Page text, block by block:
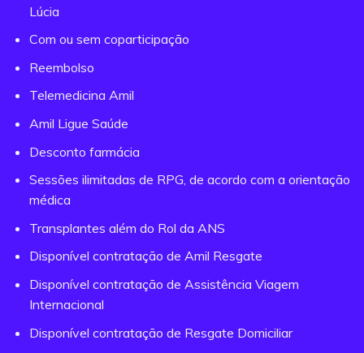
Lúcia
Com ou sem coparticipação
Reembolso
Telemedicina Amil
Amil Ligue Saúde
Desconto farmácia
Sessões ilimitadas de RPG, de acordo com a orientação
médica
Transplantes além do Rol da ANS
Disponível contratação de Amil Resgate
Disponível contratação de Assistência Viagem
Internacional
Disponível contratação de Resgate Domiciliar